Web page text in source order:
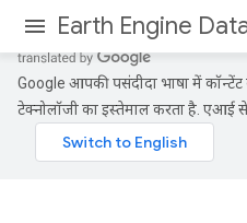
Earth Engine
Google आपकी पसंदीदा भाषा में
टेक्नोलॉजी का इस्तेमाल करता है. एआई